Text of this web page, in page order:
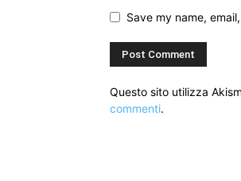
Save my name,
Questo sito utilizza
commenti.